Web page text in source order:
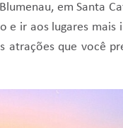
em Santa
e ir aos lugares
atrações que você